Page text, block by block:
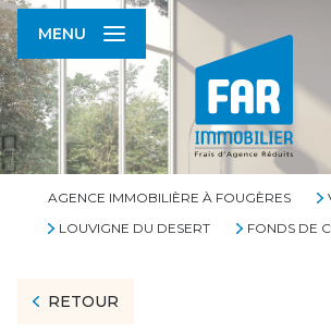
MENU
AGENCE IMMOBILIÈRE À FOUGÈRES
LOUVIGNE DU DESERT
FONDS DE
RETOUR